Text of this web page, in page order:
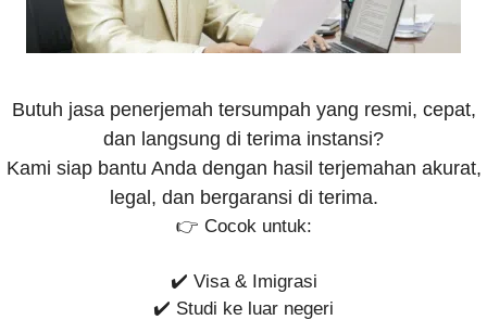
Butuh jasa penerjemah tersumpah yang resmi, cepat,
dan langsung di terima instansi?
Kami siap bantu Anda dengan hasil terjemahan akurat,
legal, dan bergaransi di terima.
👉 Cocok untuk:
✔️ Visa & Imigrasi
✔️ Studi ke luar negeri